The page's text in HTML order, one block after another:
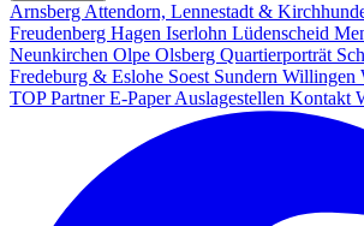
Arnsberg Attendorn, Lennestadt &
Freudenberg Hagen Iserlohn Lüdenscheid
Neunkirchen Olpe Olsberg Quartierporträt
Fredeburg & Eslohe Soest Sundern Willingen
TOP PartnerE-PaperAuslagestellen Kontakt